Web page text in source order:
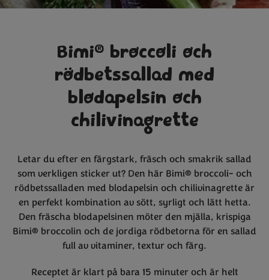
Bimi® broccoli och
rödbetssallad med
blodapelsin och
chilivinagrette
Letar du efter en färgstark, fräsch och smakrik sallad
som verkligen sticker ut? Den här Bimi® broccoli- och
rödbetssalladen med blodapelsin och chilivinagrette är
en perfekt kombination av sött, syrligt och lätt hetta.
Den fräscha blodapelsinen möter den mjälla, krispiga
Bimi® broccolin och de jordiga rödbetorna för en sallad
full av vitaminer, textur och färg.
Receptet är klart på bara 15 minuter och är helt